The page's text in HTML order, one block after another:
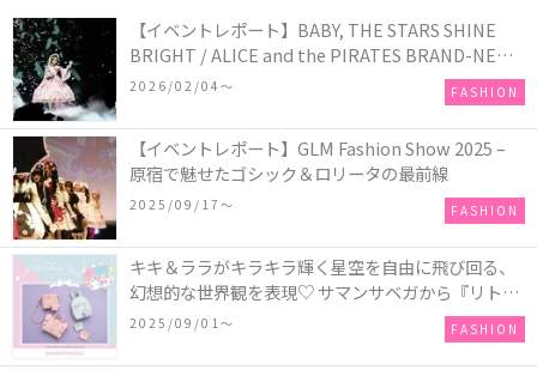
【イベントレポート】BABY, THE STARS SHINE
BRIGHT / ALICE and the PIRATES BRAND-NEW
COLLECTION in TOKYO
2026/02/04〜 FASHION
【イベントレポート】GLM Fashion Show 2025 –
原宿で魅せたゴシック＆ロリータの最前線
2025/09/17〜 FASHION
キキ＆ララがキラキラ輝く星空を自由に飛び回る、
幻想的な世界観を表現♡ サマンサベガから『リトル
ツインスターズ』50周年アニバーサリーイヤー』を
2025/09/01〜 FASHION